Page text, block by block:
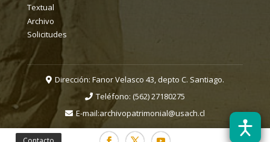
Textual
Archivo
Solicitudes
Dirección: Fanor Velasco 43, depto C. Santiago.
Teléfono: (562) 27180275
E-mail:archivopatrimonial@usach.cl